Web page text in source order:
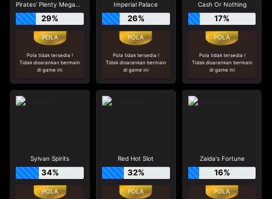
Pirates' Plenty Megaways
29%
Pola tidak tersedia !
Tidak disarankan bermain
di game ini
Imperial Palace
26%
Pola tidak tersedia !
Tidak disarankan bermain
di game ini
Cash Or Nothing
17%
Pola tidak tersedia !
Tidak disarankan bermain
di game ini
Sylvan Spirits
34%
Red Hot Slot
32%
Zaida's Fortune
16%